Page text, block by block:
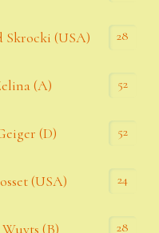
Skrocki (USA) 28
(A) 52
(D) 52
(USA) 24
(B) 28